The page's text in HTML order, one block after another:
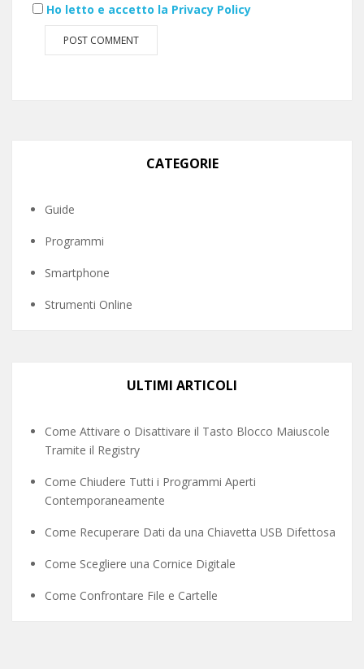
Ho letto e accetto la Privacy Policy
CATEGORIE
Guide
Programmi
Smartphone
Strumenti Online
ULTIMI ARTICOLI
Come Attivare o Disattivare il Tasto Blocco Maiuscole
Tramite il Registry
Come Chiudere Tutti i Programmi Aperti
Contemporaneamente
Come Recuperare Dati da una Chiavetta USB Difettosa
Come Scegliere una Cornice Digitale
Come Confrontare File e Cartelle